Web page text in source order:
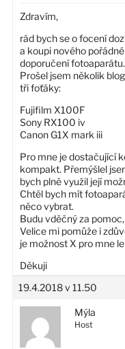
Zdravím,
rád bych se o focení
a koupi nového
doporučení fotoaparátu.
Prošel jsem několik
tři foťáky:
Fujifilm X100F
Sony RX100 iv
Canon G1X mark iii
Pro mne je dostačující
kompakt. Přemýšlel
bych plně využil její
Chtěl bych mít
něco vybrat.
Budu vděčný za
Velice mi pomůže i
je možnost X pro mne
Děkuji
19.4.2018 v 11.50
Mýla
Host